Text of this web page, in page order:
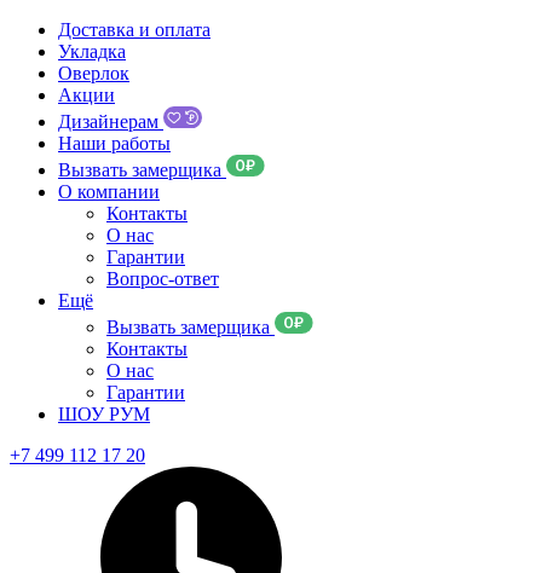
Доставка и оплата
Укладка
Оверлок
Акции
Дизайнерам
Наши работы
Вызвать замерщика
О компании
Контакты
О нас
Гарантии
Вопрос-ответ
Ещё
Вызвать замерщика
Контакты
О нас
Гарантии
ШОУ РУМ
+7 499 112 17 20